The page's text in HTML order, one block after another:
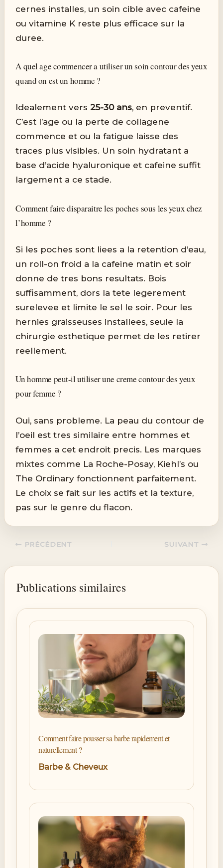
cernes installes, un soin cible avec cafeine
ou vitamine K reste plus efficace sur la
duree.
A quel age commencer a utiliser un soin contour des yeux
quand on est un homme ?
Idealement vers25-30 ans, en preventif.
C’est l’age ou la perte de collagene
commence et ou la fatigue laisse des
traces plus visibles. Un soin hydratant a
base d’acide hyaluronique et cafeine suffit
largement a ce stade.
Comment faire disparaitre les poches sous les yeux chez
l’homme ?
Si les poches sont liees a la retention d’eau,
un roll-on froid a la cafeine matin et soir
donne de tres bons resultats. Bois
suffisamment, dors la tete legerement
surelevee et limite le sel le soir. Pour les
hernies graisseuses installees, seule la
chirurgie esthetique permet de les retirer
reellement.
Un homme peut-il utiliser une creme contour des yeux
pour femme ?
Oui, sans probleme. La peau du contour de
l’oeil est tres similaire entre hommes et
femmes a cet endroit precis. Les marques
mixtes comme La Roche-Posay, Kiehl’s ou
The Ordinary fonctionnent parfaitement.
Le choix se fait sur les actifs et la texture,
pas sur le genre du flacon.
PRÉCÉDENT SUIVANT
Publications similaires
Comment faire pousser sa barbe rapidement et
naturellement ?
Barbe & Cheveux